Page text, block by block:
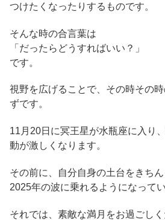
つけたくなったりするものです。
そんな時の合言葉は
「だったらどうすればいい？」
です。
視野を広げることで、その時その
ずです。
11月20日に冥王星が水瓶座に入り
動が激しくなります。
その前に、自分自身の土台をきちん
2025年の波に乗れるようになってい
それでは、素敵な満月をお過ごしく